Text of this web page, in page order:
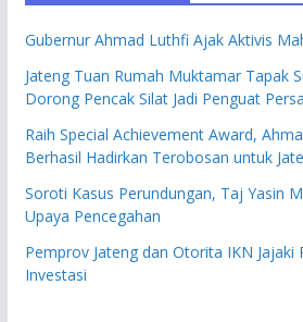
Gubernur Ahmad Luthfi Ajak Aktivis
Jateng Tuan Rumah Muktamar Tapak
Dorong Pencak Silat Jadi Penguat
Raih Special Achievement Award,
Berhasil Hadirkan Terobosan untuk
Soroti Kasus Perundungan, Taj Yasin
Upaya Pencegahan
Pemprov Jateng dan Otorita IKN Jajaki
Investasi